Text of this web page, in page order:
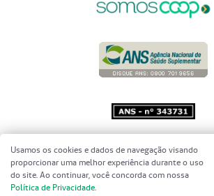
Copyright 2001 - 2026 Unimed do
Brasil - Todos os direitos reservados
Usamos os cookies e dados de navegação visando
proporcionar uma melhor experiência durante o uso
do site. Ao continuar, você concorda com nossa
Política de Privacidade.